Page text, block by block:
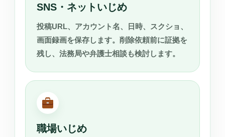
SNS・ネットいじめ
投稿URL、アカウント名、日時、スクショ、
画面録画を保存します。削除依頼前に証拠を
残し、法務局や弁護士相談も検討します。
職場いじめ